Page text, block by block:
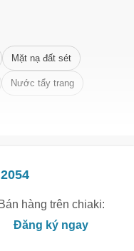
Mặt nạ đất sét
Nước tẩy trang
Bán hàng trên chiaki:
Đăng ký ngay